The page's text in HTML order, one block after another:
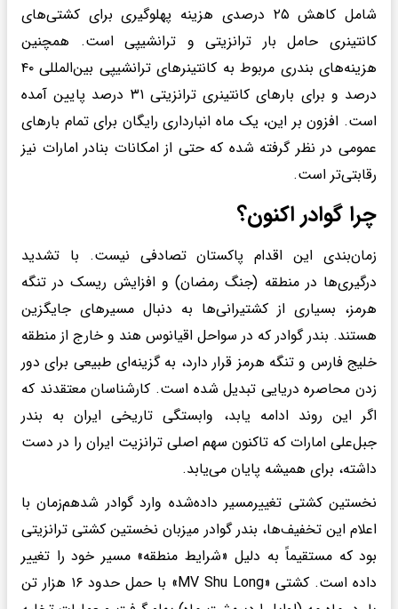
شامل کاهش ۲۵ درصدی هزینه پهلوگیری برای کشتی‌های
کانتینری حامل بار ترانزیتی و ترانشیپی است. همچنین
هزینه‌های بندری مربوط به کانتینرهای ترانشیپی بین‌المللی ۴۰
درصد و برای بارهای کانتینری ترانزیتی ۳۱ درصد پایین آمده
است. افزون بر این، یک ماه انبارداری رایگان برای تمام بارهای
عمومی در نظر گرفته شده که حتی از امکانات بنادر امارات نیز
رقابتی‌تر است.
چرا گوادر اکنون؟
زمان‌بندی این اقدام پاکستان تصادفی نیست. با تشدید
درگیری‌ها در منطقه (جنگ رمضان) و افزایش ریسک در تنگه
هرمز، بسیاری از کشتیرانی‌ها به دنبال مسیرهای جایگزین
هستند. بندر گوادر که در سواحل اقیانوس هند و خارج از منطقه
خلیج فارس و تنگه هرمز قرار دارد، به گزینه‌ای طبیعی برای دور
زدن محاصره دریایی تبدیل شده است. کارشناسان معتقدند که
اگر این روند ادامه یابد، وابستگی تاریخی ایران به بندر
جبل‌علی امارات که تاکنون سهم اصلی ترانزیت ایران را در دست
داشته، برای همیشه پایان می‌یابد.
نخستین کشتی تغییرمسیر داده‌شده وارد گوادر شدهم‌زمان با
اعلام این تخفیف‌ها، بندر گوادر میزبان نخستین کشتی ترانزیتی
بود که مستقیماً به دلیل «شرایط منطقه» مسیر خود را تغییر
داده است. کشتی «MV Shu Long» با حمل حدود ۱۶ هزار تن